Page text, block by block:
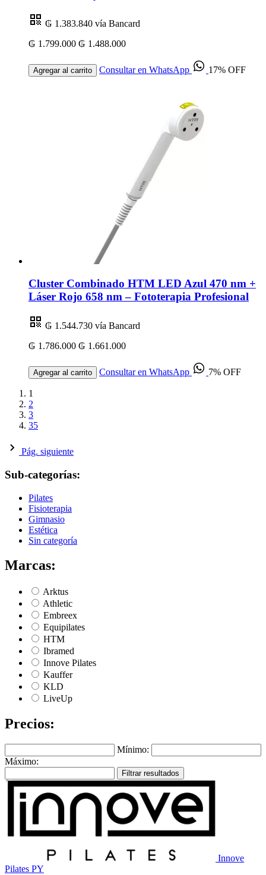
₲ 1.383.840 vía Bancard
₲ 1.799.000 ₲ 1.488.000
Agregar al carrito Consultar en WhatsApp 17% OFF
Cluster Combinado HTM LED Azul 470 nm +
Láser Rojo 658 nm – Fototerapia Profesional
₲ 1.544.730 vía Bancard
₲ 1.786.000 ₲ 1.661.000
Agregar al carrito Consultar en WhatsApp 7% OFF
1
2
3
35
Pág. siguiente
Sub-categorías:
Pilates
Fisioterapia
Gimnasio
Estética
Sin categoría
Marcas:
Arktus
Athletic
Embreex
Equipilates
HTM
Ibramed
Innove Pilates
Kauffer
KLD
LiveUp
Precios:
Mínimo:
Máximo:
Filtrar resultados
Innove
Pilates PY